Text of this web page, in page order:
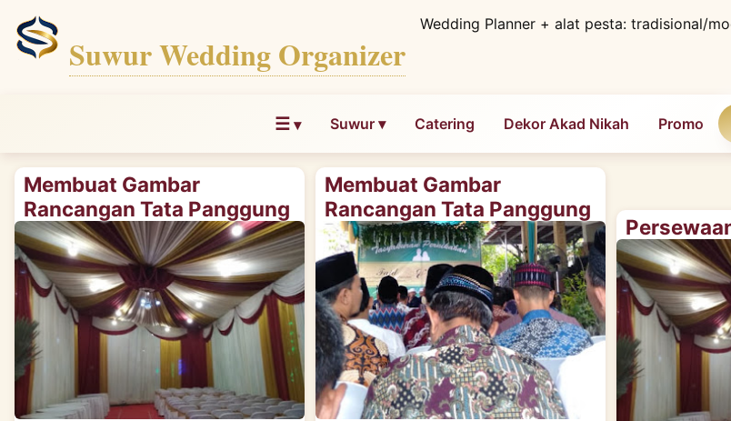
Suwur Wedding Organizer
Wedding Planner + alat pesta: tradisional/
☰ ▾ Suwur ▾ Catering Dekor Akad Nikah Promo
Membuat Gambar
Rancangan Tata Panggung
Membuat Gambar
Rancangan Tata Panggung